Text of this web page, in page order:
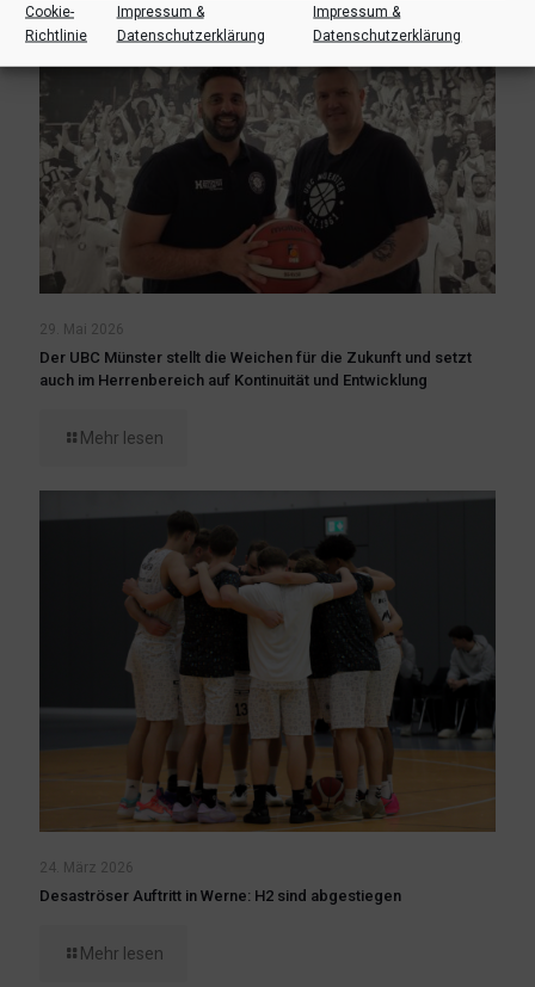
Cookie-
Richtlinie
Impressum &
Datenschutzerklärung
Impressum &
Datenschutzerklärung
29. Mai 2026
Der UBC Münster stellt die Weichen für die Zukunft und setzt
auch im Herrenbereich auf Kontinuität und Entwicklung
Mehr lesen
24. März 2026
Desaströser Auftritt in Werne: H2 sind abgestiegen
Mehr lesen